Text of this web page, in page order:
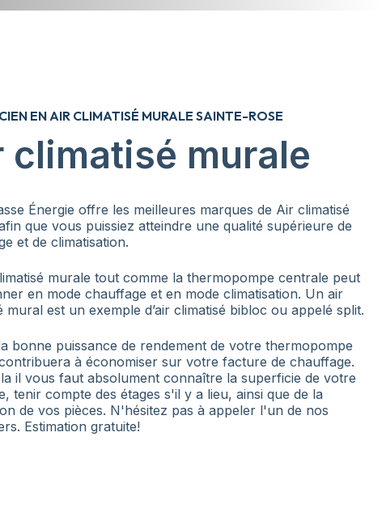
EN AIR CLIMATISÉ MURALE SAINTE-ROSE
climatisé murale
Énergie offre les meilleures marques de Air climatisé
que vous puissiez atteindre une qualité supérieure de
et de climatisation.
murale tout comme la thermopompe centrale peut
en mode chauffage et en mode climatisation. Un air
mural est un exemple d’air climatisé bibloc ou appelé split.
bonne puissance de rendement de votre thermopompe
à économiser sur votre facture de chauffage.
il vous faut absolument connaître la superficie de votre
tenir compte des étages s'il y a lieu, ainsi que de la
de vos pièces. N'hésitez pas à appeler l'un de nos
Estimation gratuite!